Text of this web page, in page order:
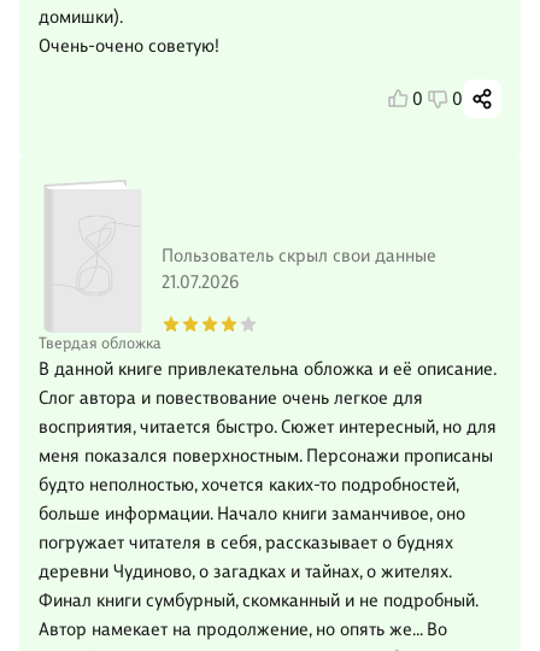
домишки).
Очень-очено советую!
0 0
Твердая обложка
Пользователь скрыл свои данные
21.07.2026
В данной книге привлекательна обложка и её описание.
Слог автора и повествование очень легкое для
восприятия, читается быстро. Сюжет интересный, но для
меня показался поверхностным. Персонажи прописаны
будто неполностью, хочется каких-то подробностей,
больше информации. Начало книги заманчивое, оно
погружает читателя в себя, рассказывает о буднях
деревни Чудиново, о загадках и тайнах, о жителях.
Финал книги сумбурный, скомканный и не подробный.
Автор намекает на продолжение, но опять же… Во